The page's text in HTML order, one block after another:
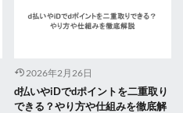
2026年2月26日
d払いやiDでdポイントを二重取り
できる？やり方や仕組みを徹底解